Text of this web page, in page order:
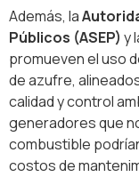
Además, la
Públicos (ASEP) y
promueven el uso
de azufre,
calidad y control
generadores que
combustible
costos de